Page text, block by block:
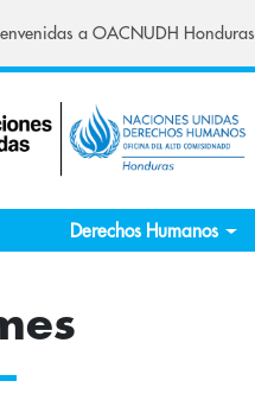
a OACNUDH Honduras
Derechos Humanos